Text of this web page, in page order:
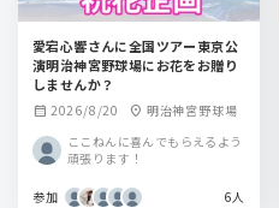
愛宕心響さんに全国ツアー東京公
演明治神宮野球場にお花をお贈り
しませんか？
calendar_month 2026/8/20 location_on 明治神宮野球場
ここねんに喜んでもらえるよう
頑張ります！
参加 6人